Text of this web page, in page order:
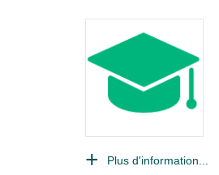
Plus d'information...